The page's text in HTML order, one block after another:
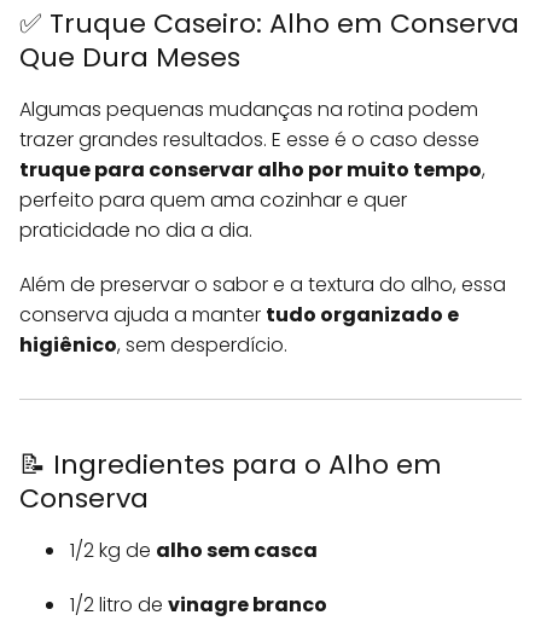
✅ Truque Caseiro: Alho em Conserva
Que Dura Meses
Algumas pequenas mudanças na rotina podem
trazer grandes resultados. E esse é o caso desse
truque para conservar alho por muito tempo,
perfeito para quem ama cozinhar e quer
praticidade no dia a dia.
Além de preservar o sabor e a textura do alho, essa
conserva ajuda a manter tudo organizado e
higiênico, sem desperdício.
📝 Ingredientes para o Alho em
Conserva
1/2 kg de alho sem casca
1/2 litro de vinagre branco